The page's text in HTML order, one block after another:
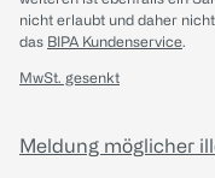
nicht erlaubt und daher
das BIPA Kundenservice.
MwSt. gesenkt
Meldung möglicher